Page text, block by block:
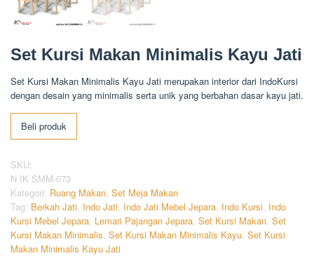
Set Kursi Makan Minimalis Kayu Jati
Set Kursi Makan Minimalis Kayu Jati merupakan interior dari IndoKursi
dengan desain yang minimalis serta unik yang berbahan dasar kayu jati.
Beli produk
SKU:
N IK SMM-073
Kategori: Ruang Makan Set Meja Makan
Tag: Berkah Jati Indo Jati Indo Jati Mebel Jepara Indo Kursi Indo
Kursi Mebel Jepara Lemari Pajangan Jepara Set Kursi Makan Set
Kursi Makan Minimalis Set Kursi Makan Minimalis Kayu Set Kursi
Makan Minimalis Kayu Jati